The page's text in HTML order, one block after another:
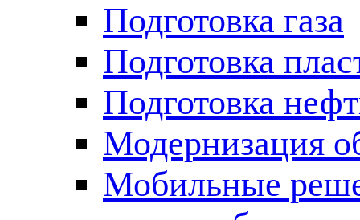
Подготовка газа
Подготовка
Подготовка
Модернизация
Мобильные